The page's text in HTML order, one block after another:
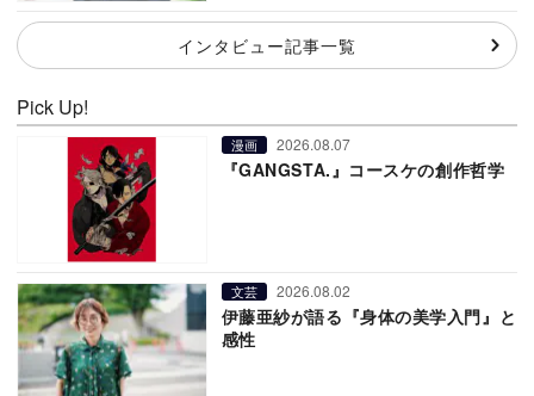
インタビュー記事一覧
Pick Up!
漫画 2026.08.07
『GANGSTA.』コースケの創作哲学
文芸 2026.08.02
伊藤亜紗が語る『身体の美学入門』と
感性